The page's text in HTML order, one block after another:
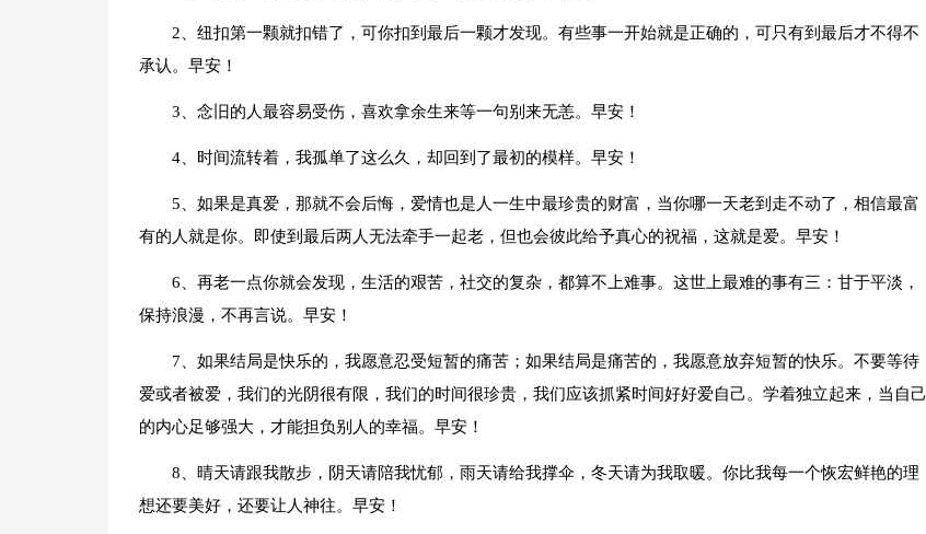
2、纽扣第一颗就扣错了，可你扣到最后一颗才发现。有些事一开始就是正确的，可只有到最后才不得不
承认。早安！
3、念旧的人最容易受伤，喜欢拿余生来等一句别来无恙。早安！
4、时间流转着，我孤单了这么久，却回到了最初的模样。早安！
5、如果是真爱，那就不会后悔，爱情也是人一生中最珍贵的财富，当你哪一天老到走不动了，相信最富
有的人就是你。即使到最后两人无法牵手一起老，但也会彼此给予真心的祝福，这就是爱。早安！
6、再老一点你就会发现，生活的艰苦，社交的复杂，都算不上难事。这世上最难的事有三：甘于平淡，
保持浪漫，不再言说。早安！
7、如果结局是快乐的，我愿意忍受短暂的痛苦；如果结局是痛苦的，我愿意放弃短暂的快乐。不要等待
爱或者被爱，我们的光阴很有限，我们的时间很珍贵，我们应该抓紧时间好好爱自己。学着独立起来，当自己
的内心足够强大，才能担负别人的幸福。早安！
8、晴天请跟我散步，阴天请陪我忧郁，雨天请给我撑伞，冬天请为我取暖。你比我每一个恢宏鲜艳的理
想还要美好，还要让人神往。早安！